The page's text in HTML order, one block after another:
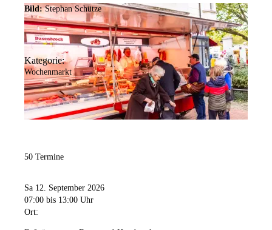
Bild: Stephan Schütze
Kategorie:
Wochenmarkt
50 Termine
Sa 12. September 2026
07:00 bis 13:00 Uhr
Ort: